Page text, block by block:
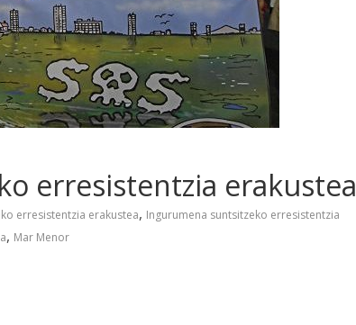
erresistentzia erakustea
erresistentzia erakustea, Ingurumena suntsitzeko erresistentzia
, Mar Menor